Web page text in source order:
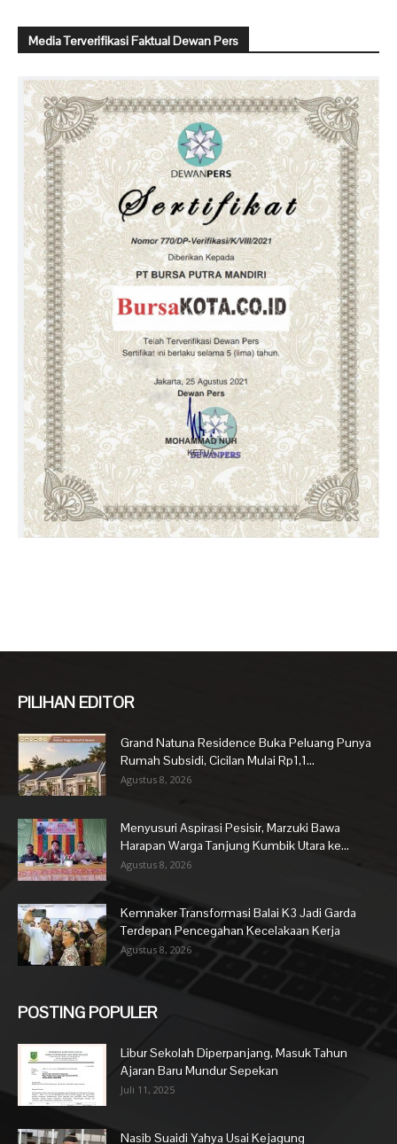
Media Terverifikasi Faktual Dewan Pers
PILIHAN EDITOR
Grand Natuna Residence Buka Peluang Punya
Rumah Subsidi, Cicilan Mulai Rp1,1...
Agustus 8, 2026
Menyusuri Aspirasi Pesisir, Marzuki Bawa
Harapan Warga Tanjung Kumbik Utara ke...
Agustus 8, 2026
Kemnaker Transformasi Balai K3 Jadi Garda
Terdepan Pencegahan Kecelakaan Kerja
Agustus 8, 2026
POSTING POPULER
Libur Sekolah Diperpanjang, Masuk Tahun
Ajaran Baru Mundur Sepekan
Juli 11, 2025
Nasib Suaidi Yahya Usai Kejagung